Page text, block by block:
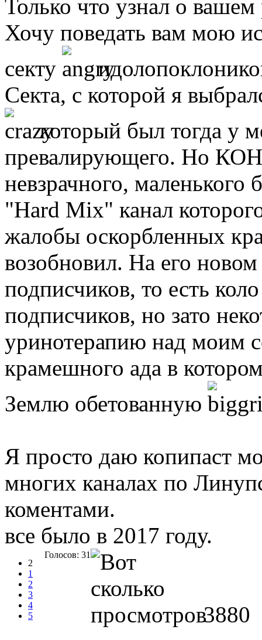
Только что узнал о вашем
Хочу поведать вам мою
секту
Секта, с которой я
который был тогда у
превалирующего. Но
невзрачного, маленького
"Hard Mix" канал
жалобы оскорбленных
возобновил. На его новом
подписчиков, то есть
подписчиков, но зато
уринотерапию над моим
крамешного ада в
Землю обетованную
Я просто даю копипаст
многих каналах по
коментами.
все было в 2017 году.
2
1
2
3
4
5
Голосов: 31
3880